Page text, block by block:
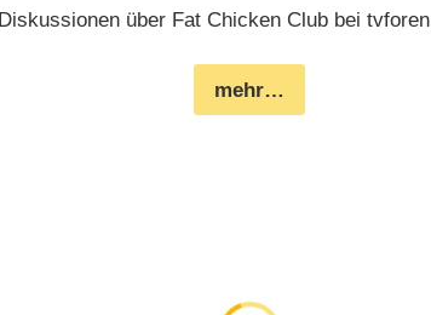
Diskussionen über Fat Chicken Club bei
mehr…